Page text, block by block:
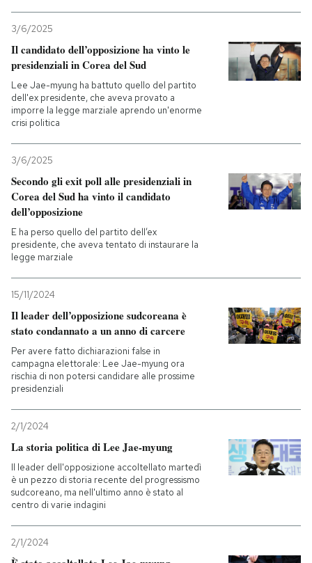
3/6/2025
Il candidato dell’opposizione ha vinto le
presidenziali in Corea del Sud
Lee Jae-myung ha battuto quello del partito
dell'ex presidente, che aveva provato a
imporre la legge marziale aprendo un'enorme
crisi politica
3/6/2025
Secondo gli exit poll alle presidenziali in
Corea del Sud ha vinto il candidato
dell’opposizione
E ha perso quello del partito dell’ex
presidente, che aveva tentato di instaurare la
legge marziale
15/11/2024
Il leader dell’opposizione sudcoreana è
stato condannato a un anno di carcere
Per avere fatto dichiarazioni false in
campagna elettorale: Lee Jae-myung ora
rischia di non potersi candidare alle prossime
presidenziali
2/1/2024
La storia politica di Lee Jae-myung
Il leader dell'opposizione accoltellato martedì
è un pezzo di storia recente del progressismo
sudcoreano, ma nell'ultimo anno è stato al
centro di varie indagini
2/1/2024